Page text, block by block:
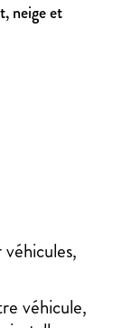
neige et
véhicule,